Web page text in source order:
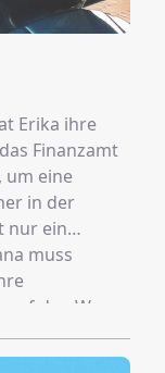
Erika ihre
Finanzamt
um eine
in der
nur ein
muss
den Weg
Dach und
die